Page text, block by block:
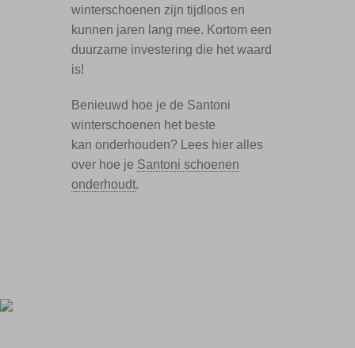
winterschoenen zijn tijdloos en
kunnen jaren lang mee. Kortom een
duurzame investering die het waard
is!
Benieuwd hoe je de Santoni
winterschoenen het beste
kan onderhouden? Lees hier alles
over hoe je Santoni schoenen
onderhoudt.